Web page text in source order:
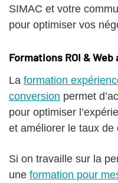
SIMAC et votre
pour optimiser vos
Formations ROI &
La formation
conversion permet
pour optimiser
et améliorer le taux de
Si on travaille sur la
une formation pour